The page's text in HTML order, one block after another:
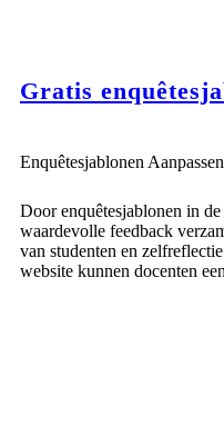
Gratis
Enquêtesjablonen Aanpassen
Door enquêtesjablonen in
waardevolle feedback
van studenten en
website kunnen docenten